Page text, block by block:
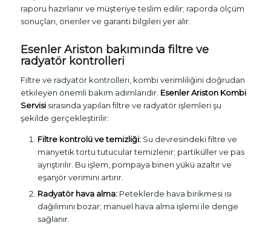
raporu hazırlanır ve müşteriye teslim edilir; raporda ölçüm
sonuçları, öneriler ve garanti bilgileri yer alır.
Esenler Ariston bakımında filtre ve
radyatör kontrolleri
Filtre ve radyatör kontrolleri, kombi verimliliğini doğrudan
etkileyen önemli bakım adımlarıdır. Esenler Ariston Kombi
Servisisırasında yapılan filtre ve radyatör işlemleri şu
şekilde gerçekleştirilir:
Filtre kontrolü ve temizliği:Su devresindeki filtre ve
manyetik tortu tutucular temizlenir; partiküller ve pas
ayrıştırılır. Bu işlem, pompaya binen yükü azaltır ve
eşanjör verimini artırır.
Radyatör hava alma:Peteklerde hava birikmesi ısı
dağılımını bozar; manuel hava alma işlemi ile denge
sağlanır.